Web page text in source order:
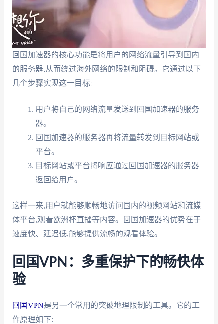
回国加速器的核心功能是将用户的网络流量引导到国内
的服务器,从而绕过海外网络的限制和阻碍。它通过以下
几个步骤实现这一目标:
用户将自己的网络流量发送到回国加速器的服务
器。
回国加速器的服务器再将流量转发到目标网站或
平台。
目标网站或平台将响应通过回国加速器的服务器
返回给用户。
这样一来,用户就能够顺畅地访问国内的视频网站和流媒
体平台,观看欧洲杯直播等内容。回国加速器的优势在于
速度快、延迟低,能够提供流畅的观看体验。
回国VPN：多重保护下的畅快体
验
回国VPN是另一个常用的突破地理限制的工具。它的工
作原理如下: